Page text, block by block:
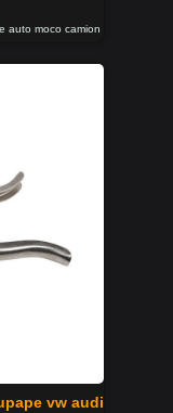
auto moco camion
vw audi